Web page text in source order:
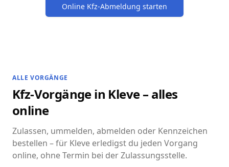
Online Kfz-Abmeldung starten
ALLE VORGÄNGE
Kfz-Vorgänge in Kleve – alles
online
Zulassen, ummelden, abmelden oder Kennzeichen
bestellen – für Kleve erledigst du jeden Vorgang
online, ohne Termin bei der Zulassungsstelle.